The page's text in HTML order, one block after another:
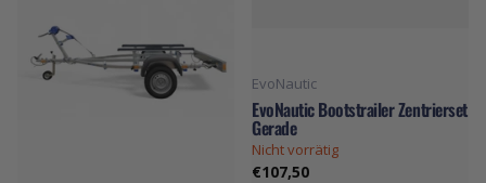
EvoNautic
EvoNautic Bootstrailer Zentrierset
Gerade
Nicht vorrätig
€107,50